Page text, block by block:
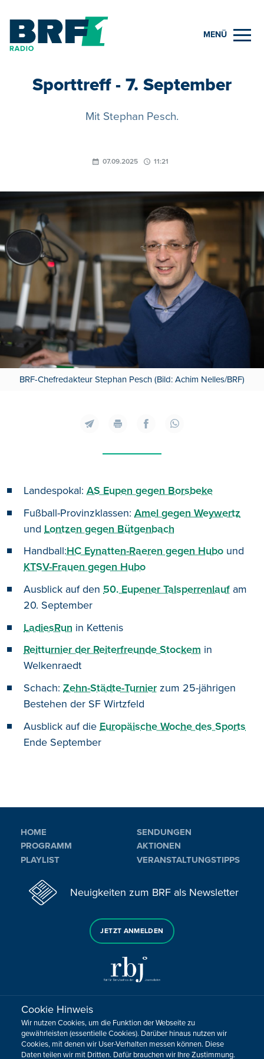
MENÜ
Sporttreff - 7. September
Mit Stephan Pesch.
07.09.2025 11:21
BRF-Chefredakteur Stephan Pesch (Bild: Achim Nelles/BRF)
Landespokal: AS Eupen gegen Borsbeke
Fußball-Provinzklassen: Amel gegen Weywertz
und Lontzen gegen Bütgenbach
Handball:HC Eynatten-Raeren gegen Hubo und
KTSV-Frauen gegen Hubo
Ausblick auf den 50. Eupener Talsperrenlauf am
20. September
LadiesRun in Kettenis
Reitturnier der Reiterfreunde Stockem in
Welkenraedt
Schach: Zehn-Städte-Turnier zum 25-jährigen
Bestehen der SF Wirtzfeld
Ausblick auf die Europäische Woche des Sports
Ende September
HOME
PROGRAMM
PLAYLIST
SENDUNGEN
AKTIONEN
VERANSTALTUNGSTIPPS
Neuigkeiten zum BRF als Newsletter
JETZT ANMELDEN
Sie haben noch Fragen oder Anmerkungen?
KONTAKTIEREN SIE UNS!
Cookie Hinweis
Wir nutzen Cookies, um die Funktion der Webseite zu
gewährleisten (essentielle Cookies). Darüber hinaus nutzen wir
Cookies, mit denen wir User-Verhalten messen können. Diese
Daten teilen wir mit Dritten. Dafür brauchen wir Ihre Zustimmung.